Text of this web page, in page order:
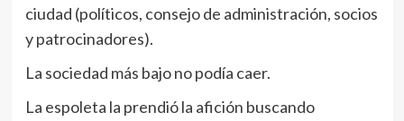
ciudad (políticos, consejo de administración, socios
y patrocinadores).
La sociedad más bajo no podía caer.
La espoleta la prendió la afición buscando